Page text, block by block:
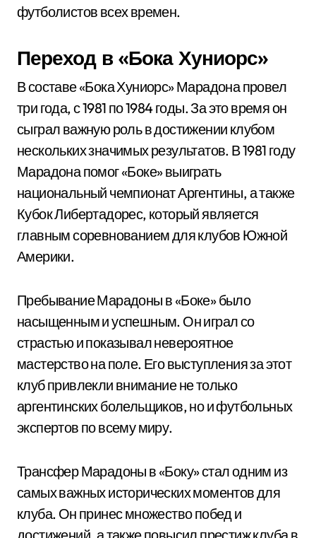
футболистов всех времен.
Переход в «Бока Хуниорс»
В составе «Бока Хуниорс» Марадона провел
три года, с 1981 по 1984 годы. За это время он
сыграл важную роль в достижении клубом
нескольких значимых результатов. В 1981 году
Марадона помог «Боке» выиграть
национальный чемпионат Аргентины, а также
Кубок Либертадорес, который является
главным соревнованием для клубов Южной
Америки.
Пребывание Марадоны в «Боке» было
насыщенным и успешным. Он играл со
страстью и показывал невероятное
мастерство на поле. Его выступления за этот
клуб привлекли внимание не только
аргентинских болельщиков, но и футбольных
экспертов по всему миру.
Трансфер Марадоны в «Боку» стал одним из
самых важных исторических моментов для
клуба. Он принес множество побед и